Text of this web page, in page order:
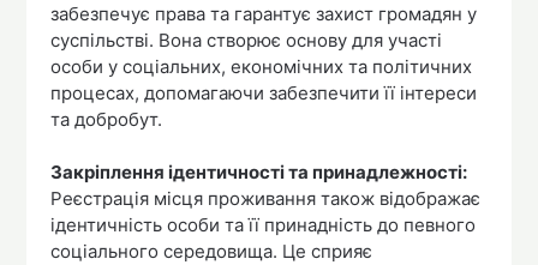
забезпечує права та гарантує захист громадян у
суспільстві. Вона створює основу для участі
особи у соціальних, економічних та політичних
процесах, допомагаючи забезпечити її інтереси
та добробут.
Закріплення ідентичності та принадлежності:
Реєстрація місця проживання також відображає
ідентичність особи та її принадність до певного
соціального середовища. Це сприяє